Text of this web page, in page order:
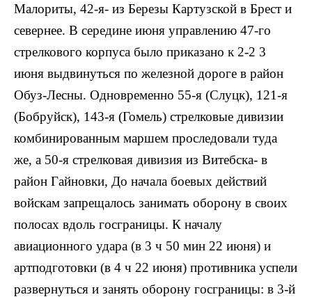
Малориты, 42-я- из Березы Картузской в Брест и
севернее. В середине июня управлению 47-го
стрелкового корпуса было приказано к 2-2 3
июня выдвинуться по железной дороге в район
Обуз-Лесны. Одновременно 55-я (Слуцк), 121-я
(Бобруйск), 143-я (Гомель) стрелковые дивизии
комбинированным маршем проследовали туда
же, а 50-я стрелковая дивизия из Витебска- в
район Гайновки, До начала боевых действий
войскам запрещалось занимать оборону в своих
полосах вдоль госграницы. К началу
авиационного удара (в 3 ч 50 мин 22 июня) и
артподготовки (в 4 ч 22 июня) противника успели
развернуться и занять оборону госграницы: в 3-й